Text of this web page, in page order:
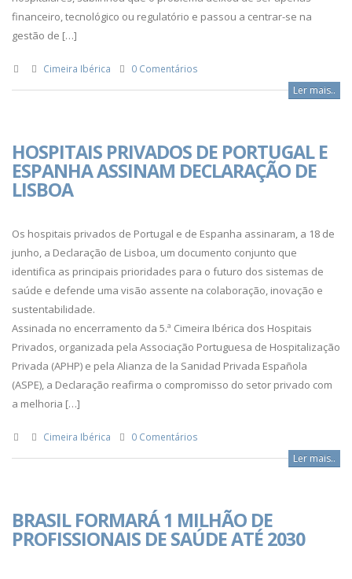
financeiro, tecnológico ou regulatório e passou a centrar-se na
gestão de […]
Cimeira Ibérica 0 Comentários
Ler mais..
HOSPITAIS PRIVADOS DE PORTUGAL E
ESPANHA ASSINAM DECLARAÇÃO DE
LISBOA
Os hospitais privados de Portugal e de Espanha assinaram, a 18 de
junho, a Declaração de Lisboa, um documento conjunto que
identifica as principais prioridades para o futuro dos sistemas de
saúde e defende uma visão assente na colaboração, inovação e
sustentabilidade.
Assinada no encerramento da 5.ª Cimeira Ibérica dos Hospitais
Privados, organizada pela Associação Portuguesa de Hospitalização
Privada (APHP) e pela Alianza de la Sanidad Privada Española
(ASPE), a Declaração reafirma o compromisso do setor privado com
a melhoria […]
Cimeira Ibérica 0 Comentários
Ler mais..
BRASIL FORMARÁ 1 MILHÃO DE
PROFISSIONAIS DE SAÚDE ATÉ 2030